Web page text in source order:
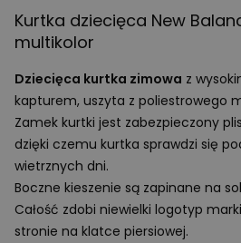
Kurtka dziecięca New
multikolor
Dziecięca kurtka zimowa z
kapturem, uszyta z poliestrowego
Zamek kurtki jest zabezpieczony
dzięki czemu kurtka sprawdzi się
wietrznych dni.
Boczne kieszenie są zapinane na
Całość zdobi niewielki logotyp
stronie na klatce piersiowej.